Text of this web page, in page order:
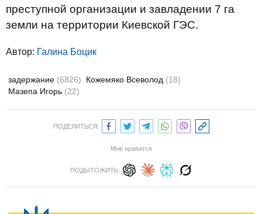
преступной организации и завладении 7 га
земли на территории Киевской ГЭС.
Автор: Галина Боцик
задержание (6826) Кожемяко Всеволод (18)
Мазепа Игорь (22)
ПОДЕЛИТЬСЯ:
Мне нравится
ПОДЫТОЖИТЬ: